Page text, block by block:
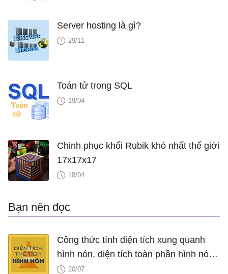
Server hosting là gì?
29/11
Toán tử trong SQL
19/04
Chinh phục khối Rubik khó nhất thế giới
17x17x17
18/04
Bạn nên đọc
Công thức tính diện tích xung quanh
hình nón, diện tích toàn phần hình nón,
thể tích hình nón, V nón
20/07